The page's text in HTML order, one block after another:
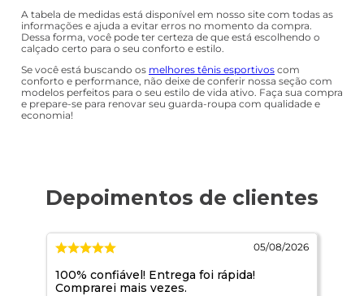
A tabela de medidas está disponível em nosso site com todas as
informações e ajuda a evitar erros no momento da compra.
Dessa forma, você pode ter certeza de que está escolhendo o
calçado certo para o seu conforto e estilo.
Se você está buscando os melhores tênis esportivos com
conforto e performance, não deixe de conferir nossa seção com
modelos perfeitos para o seu estilo de vida ativo. Faça sua compra
e prepare-se para renovar seu guarda-roupa com qualidade e
economia!
05/08/2026
100% confiável! Entrega foi rápida!
Comprarei mais vezes.